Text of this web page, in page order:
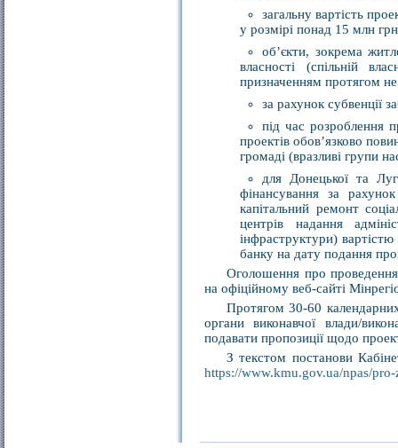
загальну вартість
у розмірі понад 15 млн
об’єкти, зокрема
власності (спільній
призначенням протягом
за рахунок субвенції
під час розроблення
проектів обов’язково
громаді (вразливі групи
для Донецької та
фінансування за
капітальний ремонт
центрів надання
інфраструктури)
банку на дату подання
Оголошення про
на офіційному веб-сайті
Протягом 30-60
органи виконавчої влади/
подавати пропозиції щодо
З текстом постанови
https://www.kmu.gov.ua/npas/